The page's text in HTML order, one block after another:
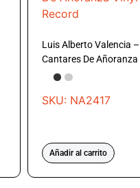
Luis Alberto Valencia –
Cantares De Añoranza
SKU: NA2417
Añadir al carrito